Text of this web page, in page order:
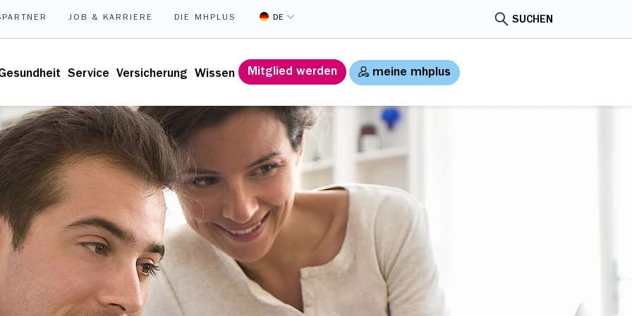
JOB & KARRIERE DIE MHPLUS DE SUCHEN
Service Versicherung Wissen Mitglied werden meine mhplus